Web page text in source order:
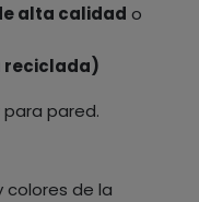
alta calidad o
reciclada)
pared.
colores de la